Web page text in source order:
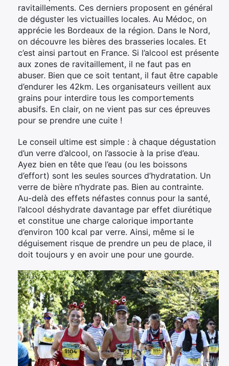
ravitaillements. Ces derniers proposent en général
de déguster les victuailles locales. Au Médoc, on
apprécie les Bordeaux de la région. Dans le Nord,
on découvre les bières des brasseries locales. Et
c’est ainsi partout en France. Si l’alcool est présente
aux zones de ravitaillement, il ne faut pas en
abuser. Bien que ce soit tentant, il faut être capable
d’endurer les 42km. Les organisateurs veillent aux
grains pour interdire tous les comportements
abusifs. En clair, on ne vient pas sur ces épreuves
pour se prendre une cuite !
Le conseil ultime est simple : à chaque dégustation
d’un verre d’alcool, on l’associe à la prise d’eau.
Ayez bien en tête que l’eau (ou les boissons
d’effort) sont les seules sources d’hydratation. Un
verre de bière n’hydrate pas. Bien au contrainte.
Au-delà des effets néfastes connus pour la santé,
l’alcool déshydrate davantage par effet diurétique
et constitue une charge calorique importante
d’environ 100 kcal par verre. Ainsi, même si le
déguisement risque de prendre un peu de place, il
doit toujours y en avoir une pour une gourde.